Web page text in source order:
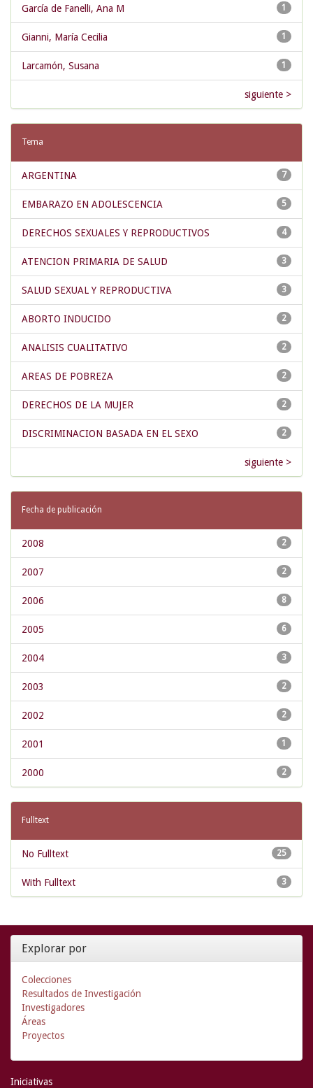
1
García de Fanelli, Ana M
1
Gianni, María Cecilia
1
Larcamón, Susana
siguiente >
Tema
7
ARGENTINA
5
EMBARAZO EN ADOLESCENCIA
4
DERECHOS SEXUALES Y REPRODUCTIVOS
3
ATENCION PRIMARIA DE SALUD
3
SALUD SEXUAL Y REPRODUCTIVA
2
ABORTO INDUCIDO
2
ANALISIS CUALITATIVO
2
AREAS DE POBREZA
2
DERECHOS DE LA MUJER
2
DISCRIMINACION BASADA EN EL SEXO
siguiente >
Fecha de publicación
2
2008
2
2007
8
2006
6
2005
3
2004
2
2003
2
2002
1
2001
2
2000
Fulltext
25
No Fulltext
3
With Fulltext
Explorar por
Colecciones
Resultados de Investigación
Investigadores
Áreas
Proyectos
Iniciativas